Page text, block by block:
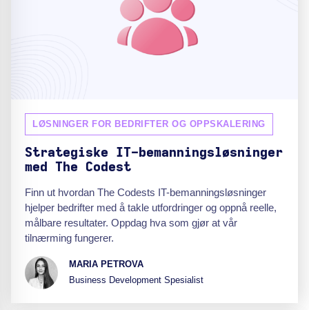
LØSNINGER FOR BEDRIFTER OG OPPSKALERING
Strategiske IT-bemanningsløsninger
med The Codest
Finn ut hvordan The Codests IT-bemanningsløsninger
hjelper bedrifter med å takle utfordringer og oppnå reelle,
målbare resultater. Oppdag hva som gjør at vår
tilnærming fungerer.
MARIA PETROVA
Business Development Spesialist